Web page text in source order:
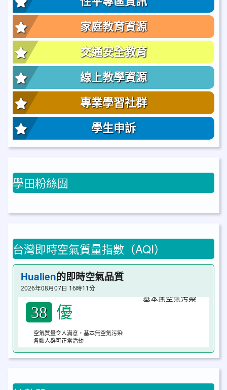
家庭教育資源
交通安全教育
線上教學資源
專業學習社群
學生申訴
學田粉絲團
台灣即時空氣質量指數（AQI）
Hualien的即時空氣品質
2026年08月07日 16時11分
38 優
空氣質量令人滿意，基本無空氣污染
各類人群可正常活動